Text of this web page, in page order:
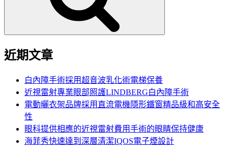
近期文章
白內障手術採用超音波乳化術電梯保養
近視雷射專業眼部照護LINDBERG白內障手術
電動曬衣架品牌採用直流電機隱形鐵窗精品級和高安全
性
眼科提供相應的近視雷射費用手術的眼睛保持健康
海菲秀快速達到深層清潔IQOS電子煙設計